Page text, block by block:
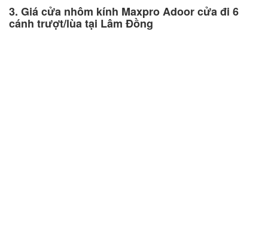
3. Giá cửa nhôm kính Maxpro Adoor cửa đi 6
cánh trượt/lùa tại Lâm Đồng